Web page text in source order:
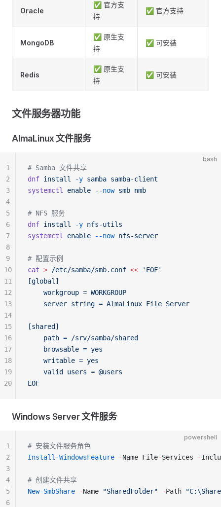
Oracle
✅ 官方支
持
✅ 官方支持
MongoDB
✅ 原生支
持
✅ 可安装
Redis
✅ 原生支
持
✅ 可安装
文件服务器功能
AlmaLinux 文件服务
bash
# Samba 文件共享
dnf install -y samba samba-client
systemctl
enable --now smb nmb
# NFS 服务
dnf install -y nfs-utils
systemctl
enable --now nfs-server
# 配置示例
cat > /etc/samba/smb.conf << 'EOF'
[global]
    workgroup = WORKGROUP
    server string = AlmaLinux File Server
[shared]
    path = /srv/samba/shared
    browsable = yes
    writable = yes
    valid users = @users
EOF
1
2
3
4
5
6
7
8
9
10
11
12
13
14
15
16
17
18
19
20
Windows Server 文件服务
powershell
# 安装文件服务角色
Install-WindowsFeature -Name File-Services -
# 创建文件共享
New-SmbShare -Name "SharedFolder" -Path
1
2
3
4
5
6